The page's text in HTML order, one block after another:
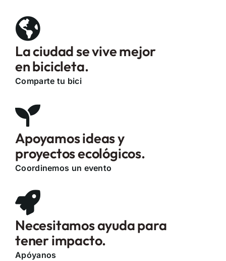
La ciudad se vive mejor
en bicicleta.
Comparte tu bici
Apoyamos ideas y
proyectos ecológicos.
Coordinemos un evento
Necesitamos ayuda para
tener impacto.
Apóyanos